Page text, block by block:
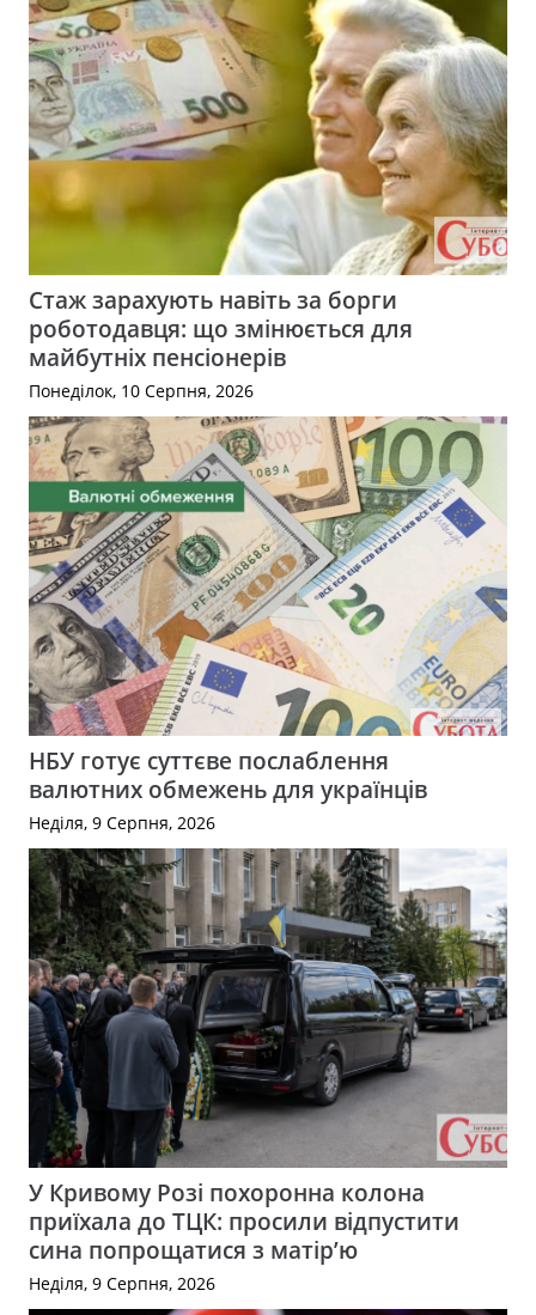
Стаж зарахують навіть за борги
роботодавця: що змінюється для
майбутніх пенсіонерів
Понеділок, 10 Серпня, 2026
НБУ готує суттєве послаблення
валютних обмежень для українців
Неділя, 9 Серпня, 2026
У Кривому Розі похоронна колона
приїхала до ТЦК: просили відпустити
сина попрощатися з матір’ю
Неділя, 9 Серпня, 2026